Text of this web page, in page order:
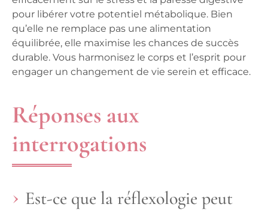
pour libérer votre potentiel métabolique. Bien
qu’elle ne remplace pas une alimentation
équilibrée, elle maximise les chances de succès
durable. Vous harmonisez le corps et l’esprit pour
engager un changement de vie serein et efficace.
Réponses aux
interrogations
Est-ce que la réflexologie peut